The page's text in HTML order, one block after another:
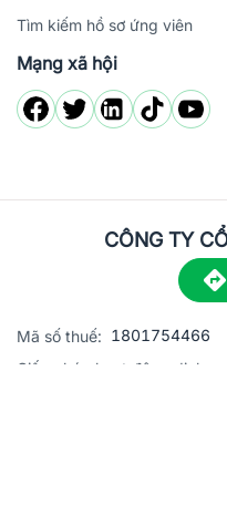
Tìm kiếm hồ sơ ứng viên
Mạng xã hội
CÔNG TY
Mã số thuế: 1801754466
Giấy phép hoạt động dịch